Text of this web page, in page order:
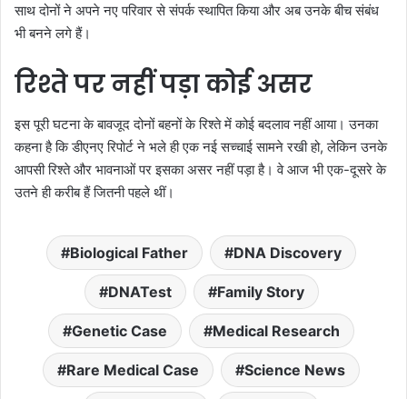
साथ दोनों ने अपने नए परिवार से संपर्क स्थापित किया और अब उनके बीच संबंध
भी बनने लगे हैं।
रिश्ते पर नहीं पड़ा कोई असर
इस पूरी घटना के बावजूद दोनों बहनों के रिश्ते में कोई बदलाव नहीं आया। उनका
कहना है कि डीएनए रिपोर्ट ने भले ही एक नई सच्चाई सामने रखी हो, लेकिन उनके
आपसी रिश्ते और भावनाओं पर इसका असर नहीं पड़ा है। वे आज भी एक-दूसरे के
उतने ही करीब हैं जितनी पहले थीं।
Biological Father DNA Discovery
DNATest Family Story
Genetic Case Medical Research
Rare Medical Case Science News